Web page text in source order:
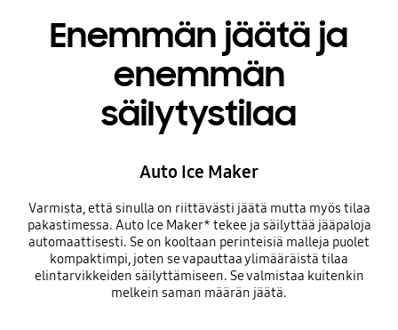
Enemmän jäätä ja
enemmän
säilytystilaa
Auto Ice Maker
Varmista, että sinulla on riittävästi jäätä mutta myös tilaa
pakastimessa. Auto Ice Maker* tekee ja säilyttää jääpaloja
automaattisesti. Se on kooltaan perinteisiä malleja puolet
kompaktimpi, joten se vapauttaa ylimääräistä tilaa
elintarvikkeiden säilyttämiseen. Se valmistaa kuitenkin
melkein saman määrän jäätä.